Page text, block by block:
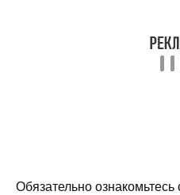
Обязательно ознакомьтесь